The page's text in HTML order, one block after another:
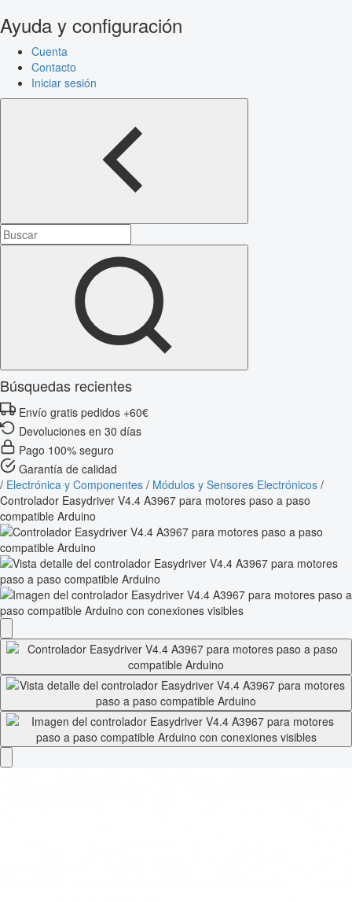
Ayuda y configuración
Cuenta
Contacto
Iniciar sesión
Búsquedas recientes
Envío gratis pedidos +60€
Devoluciones en 30 días
Pago 100% seguro
Garantía de calidad
/ Electrónica y Componentes / Módulos y Sensores Electrónicos /
Controlador Easydriver V4.4 A3967 para motores paso a paso
compatible Arduino